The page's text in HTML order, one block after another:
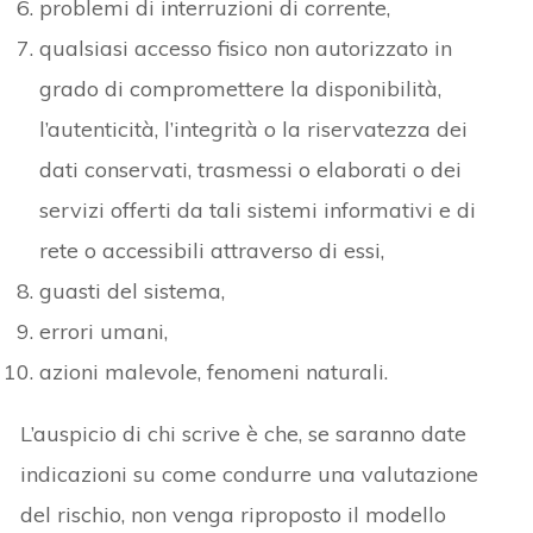
problemi di interruzioni di corrente,
qualsiasi accesso fisico non autorizzato in
grado di compromettere la disponibilità,
l’autenticità, l’integrità o la riservatezza dei
dati conservati, trasmessi o elaborati o dei
servizi offerti da tali sistemi informativi e di
rete o accessibili attraverso di essi,
guasti del sistema,
errori umani,
azioni malevole, fenomeni naturali.
L’auspicio di chi scrive è che, se saranno date
indicazioni su come condurre una valutazione
del rischio, non venga riproposto il modello